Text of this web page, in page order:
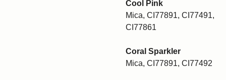
Cool Pink
Mica, CI77891, CI77491,
CI77861
Coral Sparkler
Mica, CI77891, CI77492